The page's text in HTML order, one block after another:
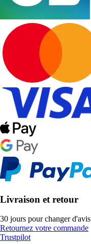
Livraison et retour
30 jours pour changer d'avis
Retournez votre commande
Trustpilot